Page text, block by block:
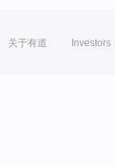
关于有道 Investors